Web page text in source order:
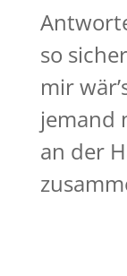
so
mir
jemand
an der